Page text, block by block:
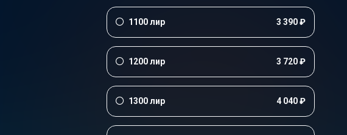
1100 лир 3 390 ₽
1200 лир 3 720 ₽
1300 лир 4 040 ₽